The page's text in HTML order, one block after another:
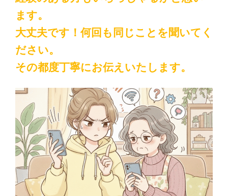
ます。
大丈夫です！何回も同じことを聞いてく
ださい。
その都度丁寧にお伝えいたします。